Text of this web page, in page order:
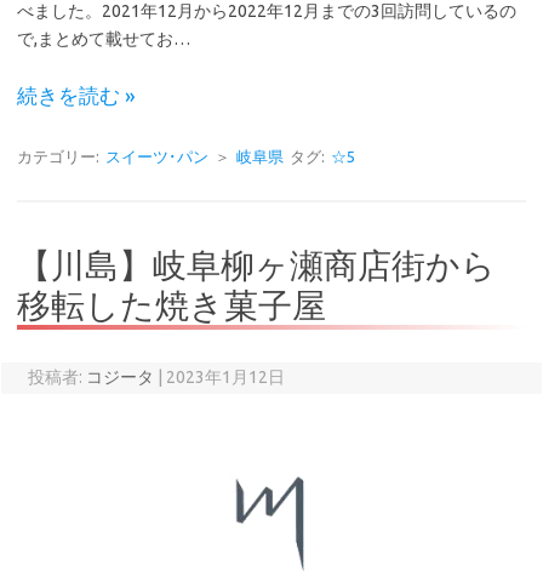
べました。2021年12月から2022年12月までの3回訪問しているの
で,まとめて載せてお…
続きを読む »
カテゴリー: スイーツ･パン ＞ 岐阜県 タグ: ☆5
【川島】岐阜柳ヶ瀬商店街から
移転した焼き菓子屋
投稿者: コジータ 2023年1月12日